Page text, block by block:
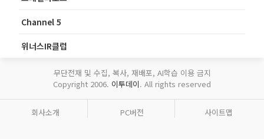
Channel 5
위너스IR클럽
무단전재 및 수집, 복사, 재배포, AI학습 이용 금지
Copyright 2006. 이투데이. All rights reserved
회사소개 PC버전 사이트맵